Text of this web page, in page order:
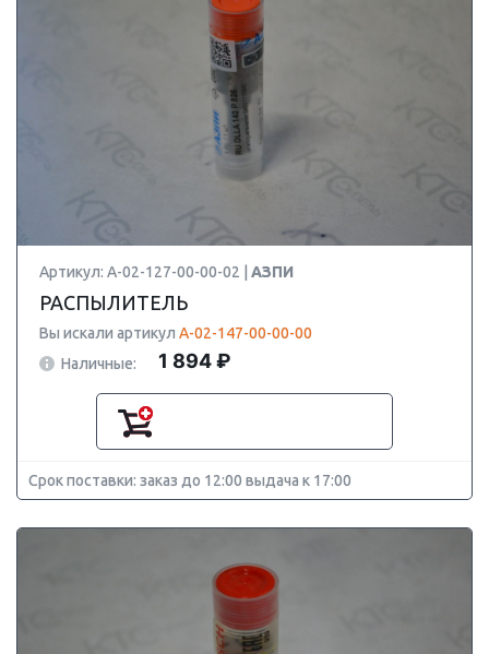
Артикул: А-02-127-00-00-02 | АЗПИ
РАСПЫЛИТЕЛЬ
Вы искали артикул А-02-147-00-00-00
Наличные:
1 894 ₽
Срок поставки: заказ до 12:00 выдача к 17:00